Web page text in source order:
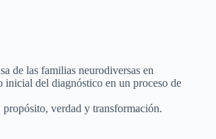
de las familias neurodiversas en
inicial del diagnóstico en un proceso de
verdad y transformación.